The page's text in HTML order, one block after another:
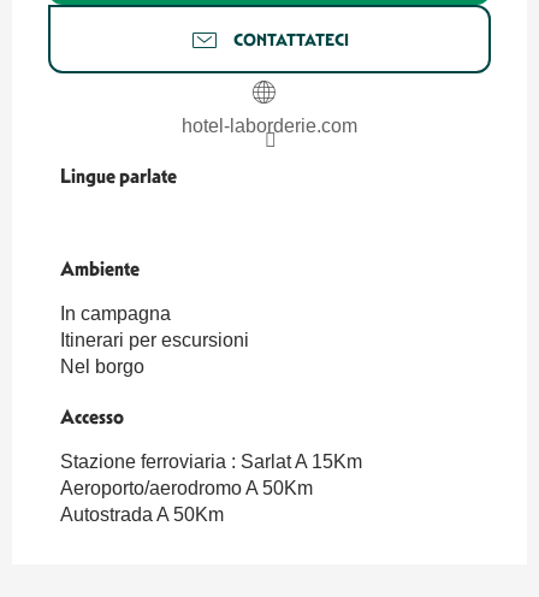
CONTATTATECI
hotel-laborderie.com
Lingue parlate
Lingue parlate
Ambiente
Ambiente
In campagna
Itinerari per escursioni
Nel borgo
Accesso
Accesso
Stazione ferroviaria : Sarlat A 15Km
Aeroporto/aerodromo A 50Km
Autostrada A 50Km